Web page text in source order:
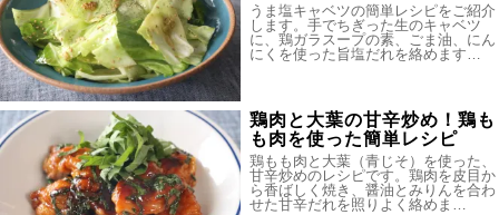
うま塩キャベツの簡単レシピをご紹介
します。手でちぎった生のキャベツ
に、鶏ガラスープの素、ごま油、にん
にくを使った旨塩だれを絡めます…
鶏肉と大葉の甘辛炒め！鶏も
も肉を使った簡単レシピ
鶏もも肉と大葉（青じそ）を使った、
甘辛炒めのレシピです。鶏肉を皮目か
ら香ばしく焼き、醤油とみりんを合わ
せた甘辛だれを照りよく絡めま…